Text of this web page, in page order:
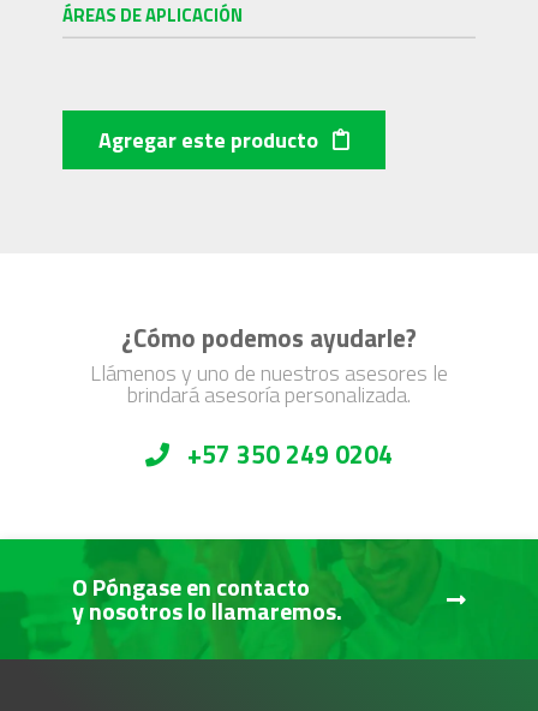
ÁREAS DE APLICACIÓN
Agregar este producto
¿Cómo podemos ayudarle?
Llámenos y uno de nuestros asesores le
brindará asesoría personalizada.
+57 350 249 0204
O Póngase en contacto
y nosotros lo llamaremos.